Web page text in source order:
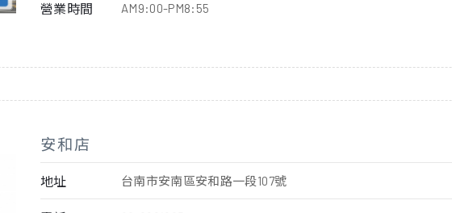
營業時間 AM9:00-PM8:55
安和店
地址 台南市安南區安和路一段107號